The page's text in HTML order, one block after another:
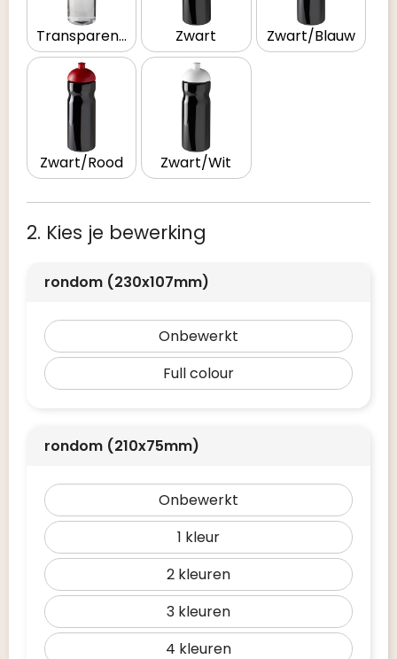
Transparent/Zwart Zwart Zwart/Blauw
Zwart/Rood Zwart/Wit
2. Kies je bewerking
rondom (230x107mm)
Onbewerkt
Full colour
rondom (210x75mm)
Onbewerkt
1
2
3
4